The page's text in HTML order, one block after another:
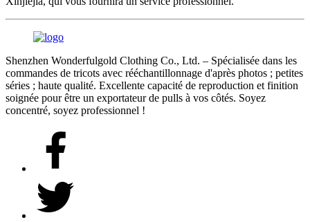
Shenzhen Wonderfulgold Clothing Co., Ltd. – Spécialisée dans les
commandes de tricots avec rééchantillonnage d'après photos ; petites
séries ; haute qualité. Excellente capacité de reproduction et finition
soignée pour être un exportateur de pulls à vos côtés. Soyez
concentré, soyez professionnel !